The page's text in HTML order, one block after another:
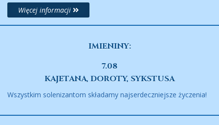
Więcej informacji
IMIENINY:
7.08
KAJETANA, DOROTY, SYKSTUSA
Wszystkim solenizantom składamy najserdeczniejsze życzenia!